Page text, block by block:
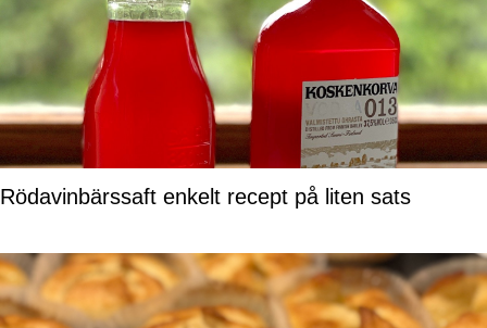
Rödavinbärssaft enkelt recept på liten sats